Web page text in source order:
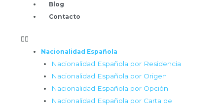
Blog
Contacto
Nacionalidad Española
Nacionalidad Española por Residencia
Nacionalidad Española por Origen
Nacionalidad Española por Opción
Nacionalidad Española por Carta de